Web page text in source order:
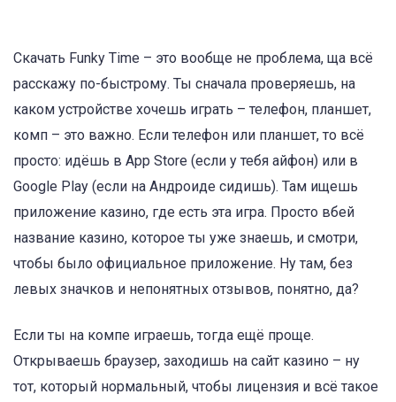
Скачать Funky Time – это вообще не проблема, ща всё
расскажу по-быстрому. Ты сначала проверяешь, на
каком устройстве хочешь играть – телефон, планшет,
комп – это важно. Если телефон или планшет, то всё
просто: идёшь в App Store (если у тебя айфон) или в
Google Play (если на Андроиде сидишь). Там ищешь
приложение казино, где есть эта игра. Просто вбей
название казино, которое ты уже знаешь, и смотри,
чтобы было официальное приложение. Ну там, без
левых значков и непонятных отзывов, понятно, да?
Если ты на компе играешь, тогда ещё проще.
Открываешь браузер, заходишь на сайт казино – ну
тот, который нормальный, чтобы лицензия и всё такое